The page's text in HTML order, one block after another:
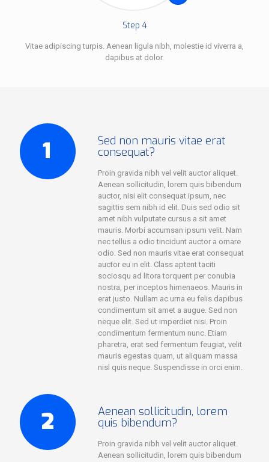
Step 4
Vitae adipiscing turpis. Aenean ligula nibh, molestie id viverra a,
dapibus at dolor.
Sed non mauris vitae erat
consequat?
Proin gravida nibh vel velit auctor aliquet.
Aenean sollicitudin, lorem quis bibendum
auctor, nisi elit consequat ipsum, nec
sagittis sem nibh id elit. Duis sed odio sit
amet nibh vulputate cursus a sit amet
mauris. Morbi accumsan ipsum velit. Nam
nec tellus a odio tincidunt auctor a ornare
odio. Sed non mauris vitae erat consequat
auctor eu in elit. Class aptent taciti
sociosqu ad litora torquent per conubia
nostra, per inceptos himenaeos. Mauris in
erat justo. Nullam ac urna eu felis dapibus
condimentum sit amet a augue. Sed non
neque elit. Sed ut imperdiet nisi. Proin
condimentum fermentum nunc. Etiam
pharetra, erat sed fermentum feugiat, velit
mauris egestas quam, ut aliquam massa
nisl quis neque. Suspendisse in orci enim.
Aenean sollicitudin, lorem
quis bibendum?
Proin gravida nibh vel velit auctor aliquet.
Aenean sollicitudin, lorem quis bibendum